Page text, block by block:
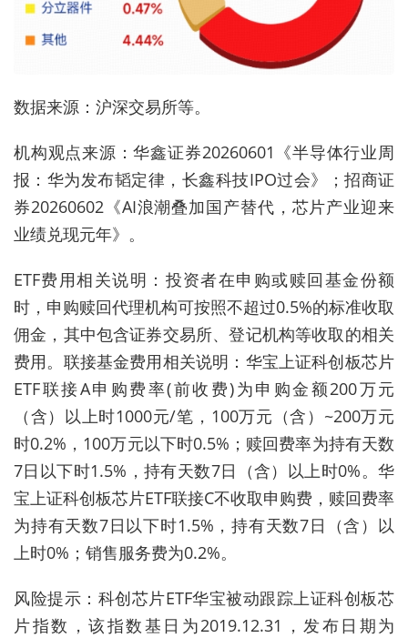
数据来源：沪深交易所等。
机构观点来源：华鑫证券20260601《半导体行业周
报：华为发布韬定律，长鑫科技IPO过会》；招商证
券20260602《AI浪潮叠加国产替代，芯片产业迎来
业绩兑现元年》。
ETF费用相关说明：投资者在申购或赎回基金份额
时，申购赎回代理机构可按照不超过0.5%的标准收取
佣金，其中包含证券交易所、登记机构等收取的相关
费用。联接基金费用相关说明：华宝上证科创板芯片
ETF联接A申购费率(前收费)为申购金额200万元
（含）以上时1000元/笔，100万元（含）~200万元
时0.2%，100万元以下时0.5%；赎回费率为持有天数
7日以下时1.5%，持有天数7日（含）以上时0%。华
宝上证科创板芯片ETF联接C不收取申购费，赎回费率
为持有天数7日以下时1.5%，持有天数7日（含）以
上时0%；销售服务费为0.2%。
风险提示：科创芯片ETF华宝被动跟踪上证科创板芯
片指数，该指数基日为2019.12.31，发布日期为